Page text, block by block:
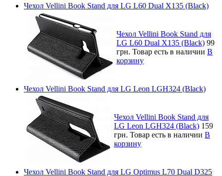
Чехол Vellini Book Stand для LG L60 Dual X135 (Black)
Чехол Vellini Book Stand для
LG L60 Dual X135 (Black) 99
грн. Товар есть в наличии В
корзину
Чехол Vellini Book Stand для LG Leon LGH324 (Black)
Чехол Vellini Book Stand для
LG Leon LGH324 (Black) 159
грн. Товар есть в наличии В
корзину
Чехол Vellini Book Stand для LG Optimus L70 Dual D325